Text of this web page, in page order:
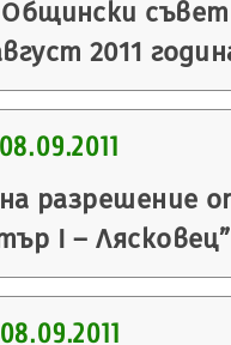
2011
разрешение
І –